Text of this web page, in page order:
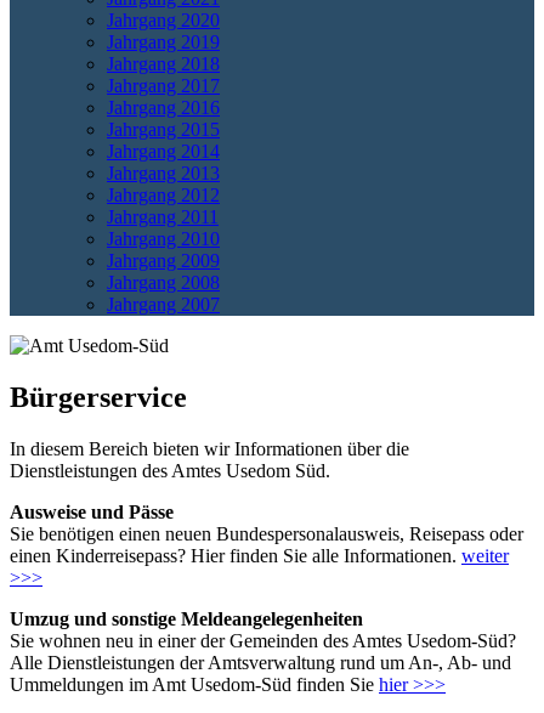
Jahrgang 2020
Jahrgang 2019
Jahrgang 2018
Jahrgang 2017
Jahrgang 2016
Jahrgang 2015
Jahrgang 2014
Jahrgang 2013
Jahrgang 2012
Jahrgang 2011
Jahrgang 2010
Jahrgang 2009
Jahrgang 2008
Jahrgang 2007
Bürgerservice
In diesem Bereich bieten wir Informationen über die
Dienstleistungen des Amtes Usedom Süd.
Ausweise und Pässe
Sie benötigen einen neuen Bundespersonalausweis, Reisepass oder
einen Kinderreisepass? Hier finden Sie alle Informationen. weiter
>>>
Umzug und sonstige Meldeangelegenheiten
Sie wohnen neu in einer der Gemeinden des Amtes Usedom-Süd?
Alle Dienstleistungen der Amtsverwaltung rund um An-, Ab- und
Ummeldungen im Amt Usedom-Süd finden Sie hier >>>